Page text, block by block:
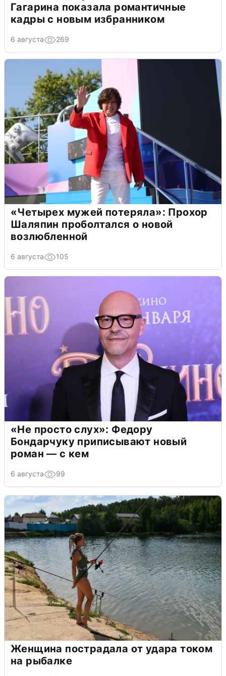
Гагарина показала романтичные
кадры с новым избранником
6 августа 269
«Четырех мужей потеряла»: Прохор
Шаляпин проболтался о новой
возлюбленной
6 августа 105
«Не просто слух»: Федору
Бондарчуку приписывают новый
роман — с кем
6 августа 99
Женщина пострадала от удара током
на рыбалке